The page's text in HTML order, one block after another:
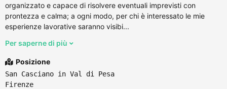
organizzato e capace di risolvere eventuali imprevisti con
prontezza e calma; a ogni modo, per chi è interessato le mie
esperienze lavorative saranno visibi...
Per saperne di più
Posizione
San Casciano in Val di Pesa
Firenze